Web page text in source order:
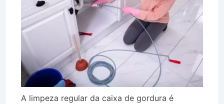
A limpeza regular da caixa de gordura é